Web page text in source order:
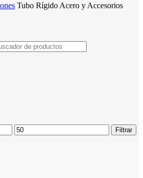
Tubo Rígido Acero y Accesorios
Precio
máximo
Filtrar